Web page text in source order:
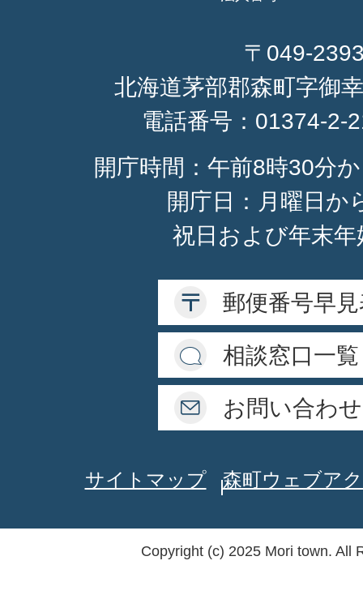
〒049-
北海道茅部郡森町字御
電話番号： 01374-2-
開庁時間：午前8時30分
開庁日：月曜日か
祝日および年末
郵便番号早
相談窓口一覧
お問い合わせ
サイトマップ 森町ウェブア
Copyright (c) 2025 Mori town. All